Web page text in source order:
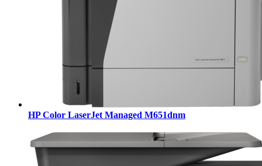
HP Color LaserJet Managed M651dnm